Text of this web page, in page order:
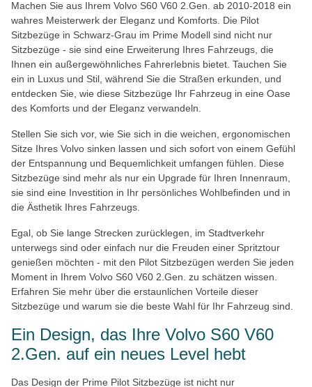
Machen Sie aus Ihrem Volvo S60 V60 2.Gen. ab 2010-2018 ein
wahres Meisterwerk der Eleganz und Komforts. Die Pilot
Sitzbezüge in Schwarz-Grau im Prime Modell sind nicht nur
Sitzbezüge - sie sind eine Erweiterung Ihres Fahrzeugs, die
Ihnen ein außergewöhnliches Fahrerlebnis bietet. Tauchen Sie
ein in Luxus und Stil, während Sie die Straßen erkunden, und
entdecken Sie, wie diese Sitzbezüge Ihr Fahrzeug in eine Oase
des Komforts und der Eleganz verwandeln.
Stellen Sie sich vor, wie Sie sich in die weichen, ergonomischen
Sitze Ihres Volvo sinken lassen und sich sofort von einem Gefühl
der Entspannung und Bequemlichkeit umfangen fühlen. Diese
Sitzbezüge sind mehr als nur ein Upgrade für Ihren Innenraum,
sie sind eine Investition in Ihr persönliches Wohlbefinden und in
die Ästhetik Ihres Fahrzeugs.
Egal, ob Sie lange Strecken zurücklegen, im Stadtverkehr
unterwegs sind oder einfach nur die Freuden einer Spritztour
genießen möchten - mit den Pilot Sitzbezügen werden Sie jeden
Moment in Ihrem Volvo S60 V60 2.Gen. zu schätzen wissen.
Erfahren Sie mehr über die erstaunlichen Vorteile dieser
Sitzbezüge und warum sie die beste Wahl für Ihr Fahrzeug sind.
Ein Design, das Ihre Volvo S60 V60
2.Gen. auf ein neues Level hebt
Das Design der Prime Pilot Sitzbezüge ist nicht nur